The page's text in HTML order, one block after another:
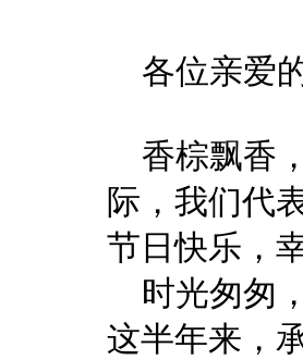
各位亲爱
香棕飘香
际，我们代
节日快乐，
时光匆匆
这半年来，